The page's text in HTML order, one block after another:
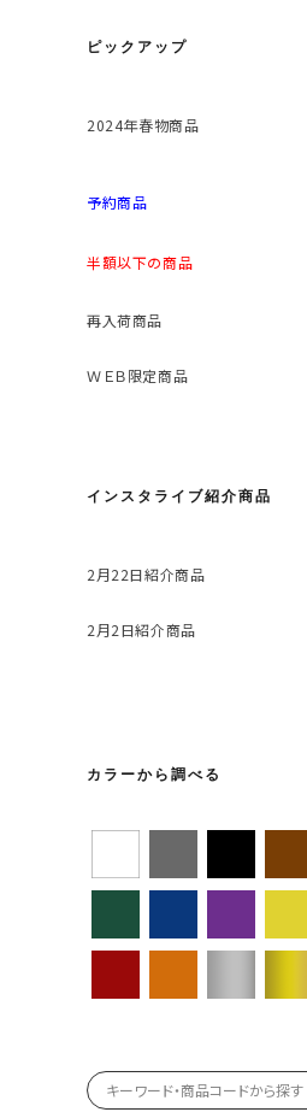
ピックアップ
2024年春物商品
予約商品
半額以下の商品
再入荷商品
ＷＥＢ限定商品
インスタライブ紹介商品
2月22日紹介商品
2月2日紹介商品
カラーから調べる